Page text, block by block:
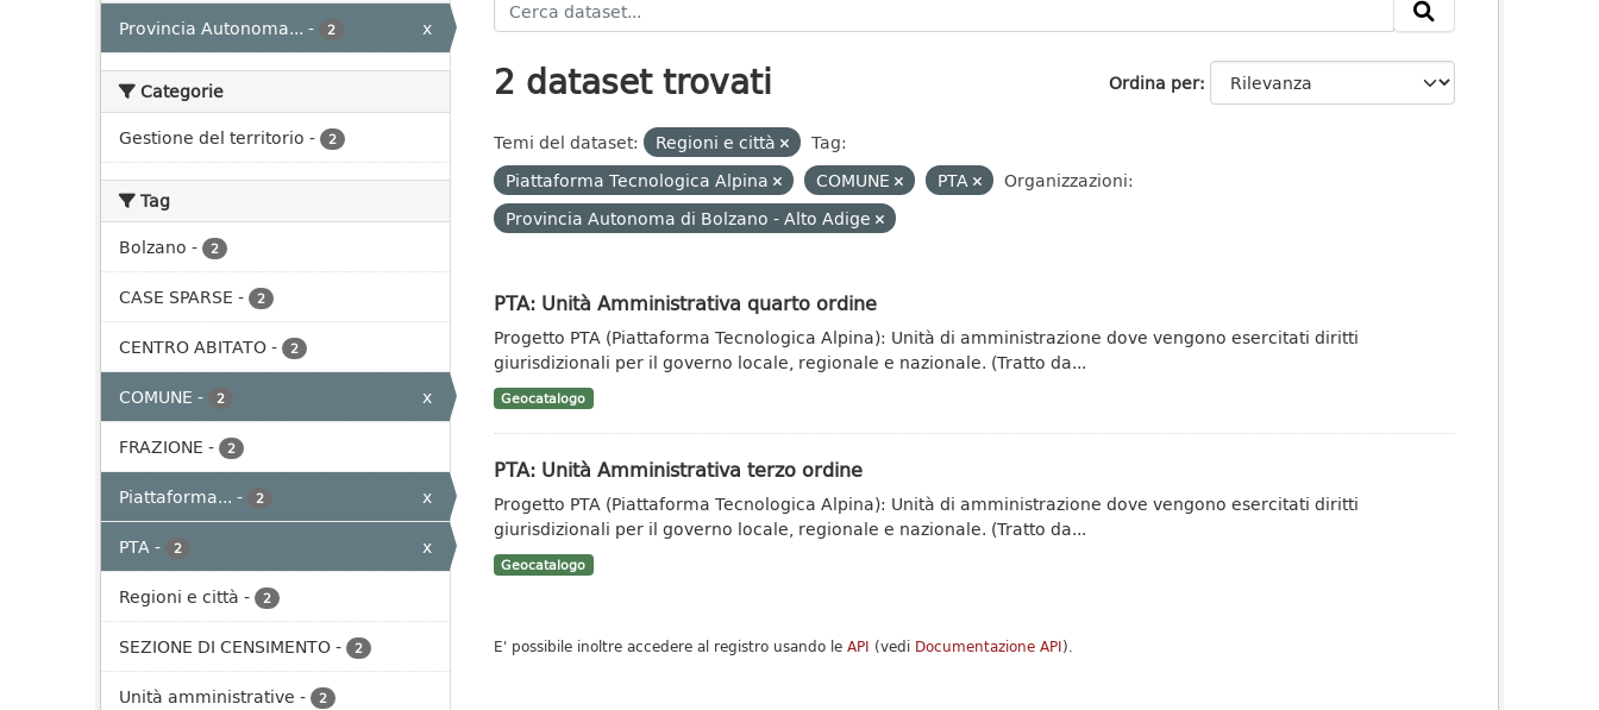
Provincia Autonoma... - 2 x
Categorie
Gestione del territorio - 2
Tag
Bolzano - 2
CASE SPARSE - 2
CENTRO ABITATO- 2
COMUNE - 2
x
FRAZIONE - 2
Piattaforma... - 2
x
PTA- 2
x
Regioni e città - 2
SEZIONE DI CENSIMENTO- 2
Unità amministrative - 2
Ordina per
2 dataset trovati
Temi del dataset: Regioni e città
Tag:
Piattaforma Tecnologica Alpina
COMUNE PTA
Organizzazioni:
Provincia Autonoma di Bolzano - Alto Adige
PTA: Unità Amministrativa quarto ordine
Progetto PTA (Piattaforma Tecnologica Alpina): Unità di amministrazione dove vengono esercitati diritti
giurisdizionali per il governo locale, regionale e nazionale. (Tratto da...
Geocatalogo
PTA: Unità Amministrativa terzo ordine
Progetto PTA (Piattaforma Tecnologica Alpina): Unità di amministrazione dove vengono esercitati diritti
giurisdizionali per il governo locale, regionale e nazionale. (Tratto da...
Geocatalogo
E' possibile inoltre accedere al registro usando le API (vedi Documentazione API).